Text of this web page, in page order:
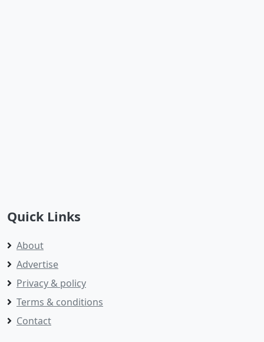
Quick Links
About
Advertise
Privacy & policy
Terms & conditions
Contact